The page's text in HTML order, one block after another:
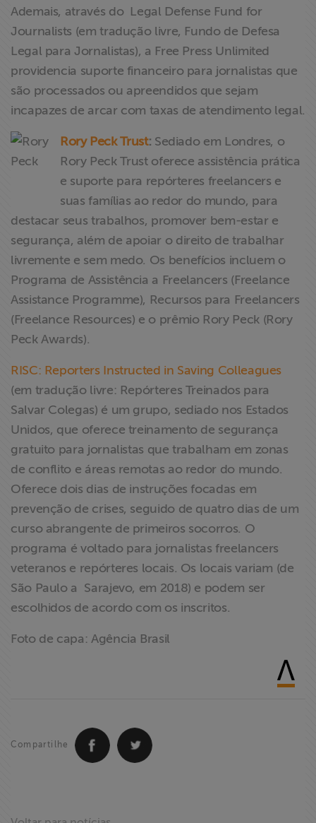
Ademais, através do Legal Defense Fund for
Journalists (em tradução livre, Fundo de Defesa
Legal para Jornalistas), a Free Press Unlimited
providencia suporte financeiro para jornalistas que
são processados ou apreendidos que sejam
incapazes de arcar com taxas de atendimento legal.
Rory Peck Trust: Sediado em Londres, o
Rory Peck Trust oferece assistência prática
e suporte para repórteres freelancers e
suas famílias ao redor do mundo, para
destacar seus trabalhos, promover bem-estar e
segurança, além de apoiar o direito de trabalhar
livremente e sem medo. Os benefícios incluem o
Programa de Assistência a Freelancers (Freelance
Assistance Programme), Recursos para Freelancers
(Freelance Resources) e o prêmio Rory Peck (Rory
Peck Awards).
RISC: Reporters Instructed in Saving Colleagues
(em tradução livre: Repórteres Treinados para
Salvar Colegas) é um grupo, sediado nos Estados
Unidos, que oferece treinamento de segurança
gratuito para jornalistas que trabalham em zonas
de conflito e áreas remotas ao redor do mundo.
Oferece dois dias de instruções focadas em
prevenção de crises, seguido de quatro dias de um
curso abrangente de primeiros socorros. O
programa é voltado para jornalistas freelancers
veteranos e repórteres locais. Os locais variam (de
São Paulo a Sarajevo, em 2018) e podem ser
escolhidos de acordo com os inscritos.
Foto de capa: Agência Brasil
Compartilhe